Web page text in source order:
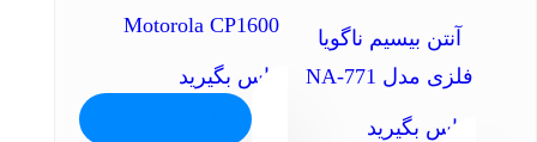
آنتن بیسیم ناگویا
فلزی مدل NA-771
تماس بگیرید
Motorola CP1600
تماس بگیرید